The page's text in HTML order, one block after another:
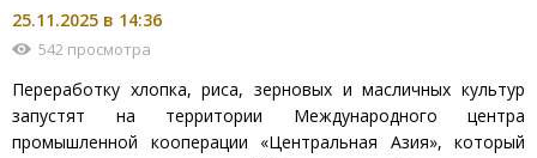
25.11.2025 в 14:36
542 просмотра
Переработку хлопка, риса, зерновых и масличных культур
запустят на территории Международного центра
промышленной кооперации «Центральная Азия», который